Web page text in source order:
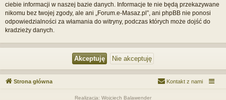
ciebie informacji w naszej bazie danych. Informacje te nie będą przekazywane
nikomu bez twojej zgody, ale ani „Forum.e-Masaz.pl”, ani phpBB nie ponosi
odpowiedzialności za włamania do witryny, podczas których może dojść do
kradzieży danych.
Strona główna Kontakt z nami
Realizacja: Wojciech Balawender